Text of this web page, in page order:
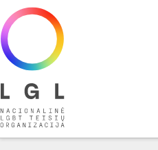
Nacionalinė LGBT teisių organizacija